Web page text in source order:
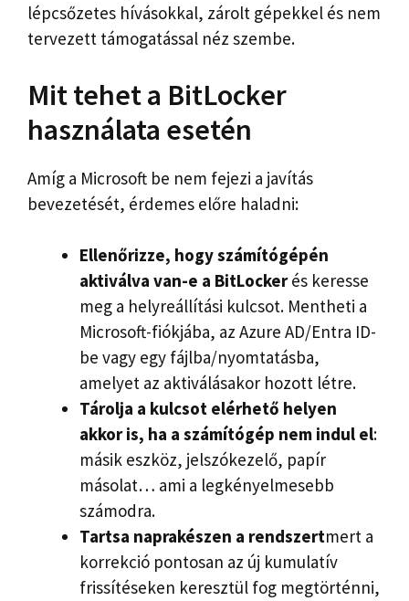
lépcsőzetes hívásokkal, zárolt gépekkel és nem
tervezett támogatással néz szembe.
Mit tehet a BitLocker
használata esetén
Amíg a Microsoft be nem fejezi a javítás
bevezetését, érdemes előre haladni:
Ellenőrizze, hogy számítógépén
aktiválva van-e a BitLockerés keresse
meg a helyreállítási kulcsot. Mentheti a
Microsoft-fiókjába, az Azure AD/Entra ID-
be vagy egy fájlba/nyomtatásba,
amelyet az aktiválásakor hozott létre.
Tárolja a kulcsot elérhető helyen
akkor is, ha a számítógép nem indul el:
másik eszköz, jelszókezelő, papír
másolat… ami a legkényelmesebb
számodra.
Tartsa naprakészen a rendszertmert a
korrekció pontosan az új kumulatív
frissítéseken keresztül fog megtörténni,